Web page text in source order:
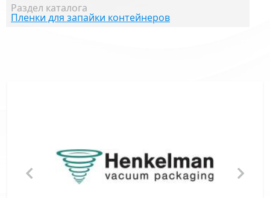
Раздел каталога
Пленки для запайки контейнеров